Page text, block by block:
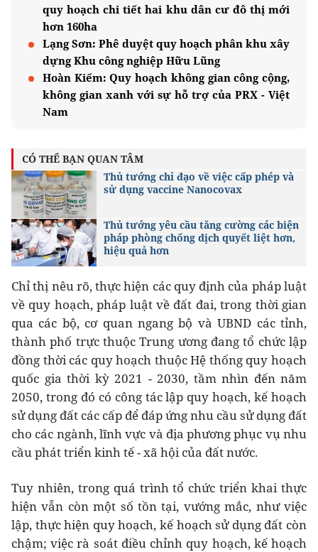
quy hoạch chi tiết hai khu dân cư đô thị mới
hơn 160ha
Lạng Sơn: Phê duyệt quy hoạch phân khu xây
dựng Khu công nghiệp Hữu Lũng
Hoàn Kiếm: Quy hoạch không gian công cộng,
không gian xanh với sự hỗ trợ của PRX - Việt
Nam
CÓ THỂ BẠN QUAN TÂM
Thủ tướng chỉ đạo về việc cấp phép và
sử dụng vaccine Nanocovax
Thủ tướng yêu cầu tăng cường các biện
pháp phòng chống dịch quyết liệt hơn,
hiệu quả hơn
Chỉ thị nêu rõ, thực hiện các quy định của pháp luật
về quy hoạch, pháp luật về đất đai, trong thời gian
qua các bộ, cơ quan ngang bộ và UBND các tỉnh,
thành phố trực thuộc Trung ương đang tổ chức lập
đồng thời các quy hoạch thuộc Hệ thống quy hoạch
quốc gia thời kỳ 2021 - 2030, tầm nhìn đến năm
2050, trong đó có công tác lập quy hoạch, kế hoạch
sử dụng đất các cấp để đáp ứng nhu cầu sử dụng đất
cho các ngành, lĩnh vực và địa phương phục vụ nhu
cầu phát triển kinh tế - xã hội của đất nước.
Tuy nhiên, trong quá trình tổ chức triển khai thực
hiện vẫn còn một số tồn tại, vướng mắc, như việc
lập, thực hiện quy hoạch, kế hoạch sử dụng đất còn
chậm; việc rà soát điều chỉnh quy hoạch, kế hoạch